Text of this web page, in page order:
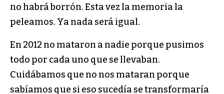
no habrá borrón. Esta vez la memoria la
peleamos. Ya nada será igual.
En 2012 no mataron a nadie porque pusimos
todo por cada uno que se llevaban.
Cuidábamos que no nos mataran porque
sabíamos que si eso sucedía se transformaría